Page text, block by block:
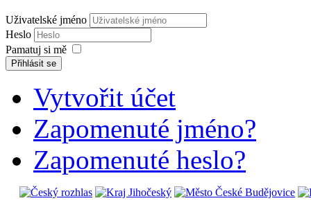
Uživatelské jméno
Heslo
Pamatuj si mě
Přihlásit se
Vytvořit účet
Zapomenuté jméno?
Zapomenuté heslo?